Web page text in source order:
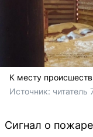
К месту
Источник: читатель
Сигнал о